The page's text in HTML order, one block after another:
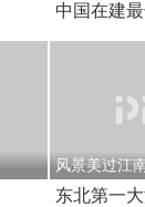
中国在建
风景美过江
东北第一